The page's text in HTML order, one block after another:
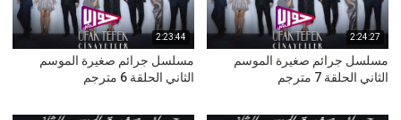
2:24:27
مسلسل جرائم صغيرة الموسم
الثاني الحلقة 7 مترجم
2:23:44
مسلسل جرائم صغيرة الموسم
الثاني الحلقة 6 مترجم